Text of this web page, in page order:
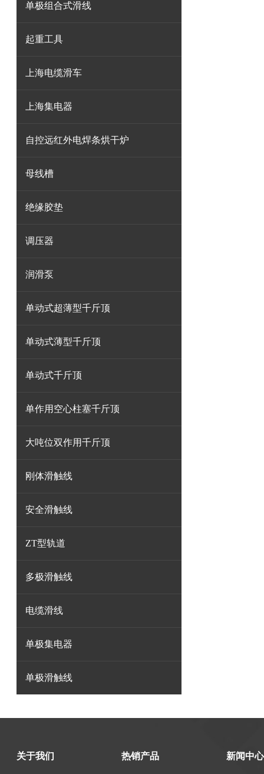
单极组合式滑线
起重工具
上海电缆滑车
上海集电器
自控远红外电焊条烘干炉
母线槽
绝缘胶垫
调压器
润滑泵
单动式超薄型千斤顶
单动式薄型千斤顶
单动式千斤顶
单作用空心柱塞千斤顶
大吨位双作用千斤顶
刚体滑触线
安全滑触线
ZT型轨道
多极滑触线
电缆滑线
单极集电器
单极滑触线
关于我们 热销产品 新闻中心